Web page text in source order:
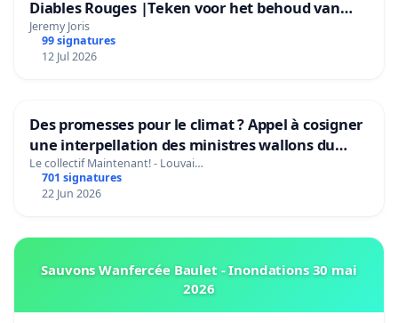
Diables Rouges |Teken voor het behoud van
Rudi Garcia als bondscoach
Jeremy Joris
99 signatures
12 Jul 2026
Des promesses pour le climat ? Appel à cosigner
une interpellation des ministres wallons du
climat et de l’environnement.
Le collectif Maintenant! - Louvai…
701 signatures
22 Jun 2026
Sauvons Wanfercée Baulet - Inondations 30 mai
2026